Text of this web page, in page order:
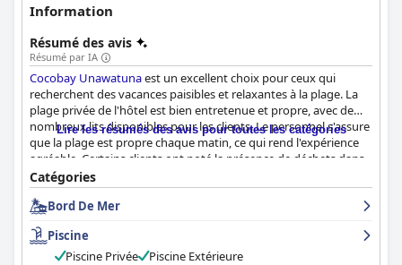
Information
Résumé des avis
Résumé par IA
Cocobay Unawatunaest un excellent choix pour ceux qui
recherchent des vacances paisibles et relaxantes à la plage. La
plage privée de l'hôtel est bien entretenue et propre, avec de
nombreux lits disponibles pour les clients. Le personnel s'assure
que la plage est propre chaque matin, ce qui rend l'expérience
agréable. Certains clients ont noté la présence de déchets dans
l'eau, mais cela n'a pas nui à l'atmosphère idyllique. L'hôtel loue
même des planches de surf pour que les débutants puissent
prendre quelques vagues. Pour ceux qui souhaitent aller plus
loin, Jungle Beach se trouve à une courte distance de marche et
bénéficie d'un océan et d'un sable clairs. Bien que certains
critiques aient noté que la plage de l'hôtel pourrait être
Lire les résumés des avis pour toutes les catégories
Catégories
Bord De Mer
Piscine
Piscine Privée
Piscine Extérieure